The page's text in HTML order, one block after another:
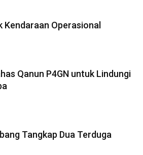
Kendaraan Operasional
Qanun P4GN untuk Lindungi
Tangkap Dua Terduga